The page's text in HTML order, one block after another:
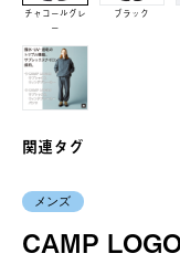
チャコールグレ
ー
ブラック
関連タグ
メンズ
CAMP